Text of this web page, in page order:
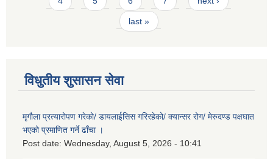
last »
विधुतीय शुसासन सेवा
मृगौला प्रत्यारोपण गरेको/ डायलाईसिस गरिरहेको/ क्यान्सर रोग/ मेरुदण्ड पक्षघात
भएको प्रमाणित गर्ने ढाँचा ।
Post date: Wednesday, August 5, 2026 - 10:41